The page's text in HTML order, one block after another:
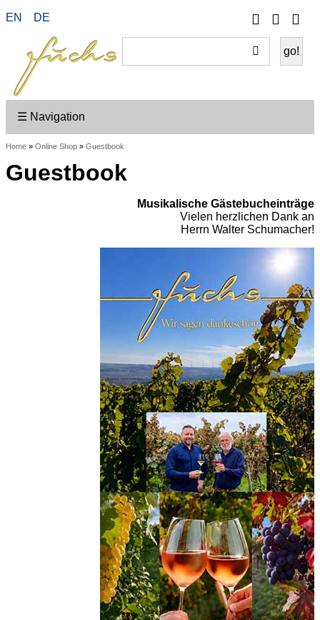
Phone
Your
on
EN DE
☰ Navigation
Home » Online Shop » Guestbook
Guestbook
Musikalische Gästebucheinträge
Vielen herzlichen Dank an
Herrn Walter Schumacher!